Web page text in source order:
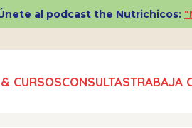
al podcast the Nutrichicos:
CURSOSCONSULTASTRABAJA